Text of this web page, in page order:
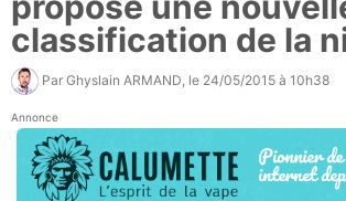
classification de la
Par Ghyslain ARMAND , le 24/05/2015 à 10h38
Annonce